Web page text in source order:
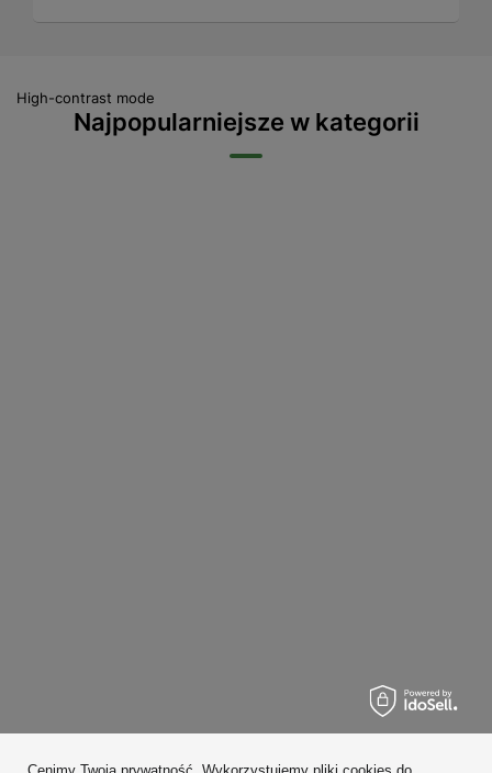
High-contrast mode
Najpopularniejsze w kategorii